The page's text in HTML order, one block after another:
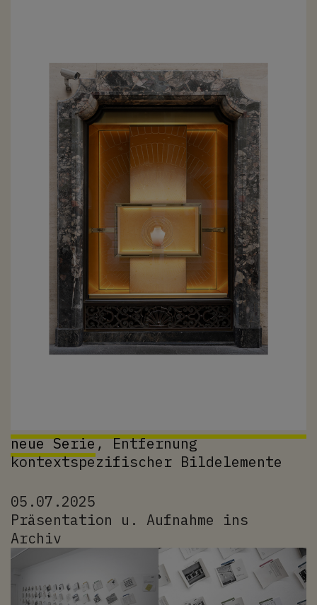
neue Serie, Entfernung
kontextspezifischer Bildelemente
05.07.2025
Präsentation u. Aufnahme ins
Archiv